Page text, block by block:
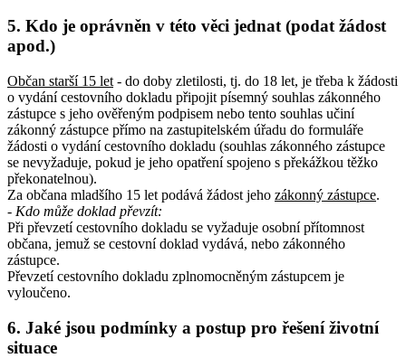
5. Kdo je oprávněn v této věci jednat (podat žádost
apod.)
Občan starší 15 let - do doby zletilosti, tj. do 18 let, je třeba k žádosti
o vydání cestovního dokladu připojit písemný souhlas zákonného
zástupce s jeho ověřeným podpisem nebo tento souhlas učiní
zákonný zástupce přímo na zastupitelském úřadu do formuláře
žádosti o vydání cestovního dokladu (souhlas zákonného zástupce
se nevyžaduje, pokud je jeho opatření spojeno s překážkou těžko
překonatelnou).
Za občana mladšího 15 let podává žádost jeho zákonný zástupce.
- Kdo může doklad převzít:
Při převzetí cestovního dokladu se vyžaduje osobní přítomnost
občana, jemuž se cestovní doklad vydává, nebo zákonného
zástupce.
Převzetí cestovního dokladu zplnomocněným zástupcem je
vyloučeno.
6. Jaké jsou podmínky a postup pro řešení životní
situace